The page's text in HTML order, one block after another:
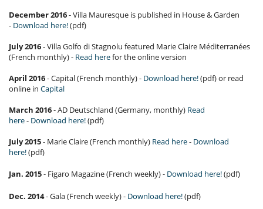
December 2016- Villa Mauresque is published in House & Garden
- Download here!(pdf)
July 2016- Villa Golfo di Stagnolu featured Marie Claire Méditerranées
(French monthly) - Read herefor the online version
April 2016- Capital (French monthly) - Download here!(pdf) or read
online in Capital
March 2016- AD Deutschland (Germany, monthly) Read
here- Download here!(pdf)
July 2015- Marie Claire (French monthly) Read here- Download
here!(pdf)
Jan. 2015- Figaro Magazine (French weekly) - Download here!(pdf)
Dec. 2014- Gala (French weekly) - Download here!(pdf)